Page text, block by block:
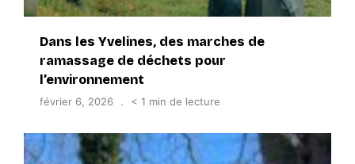
Dans les Yvelines, des marches de
ramassage de déchets pour
l’environnement
février 6, 2026 < 1 min de lecture